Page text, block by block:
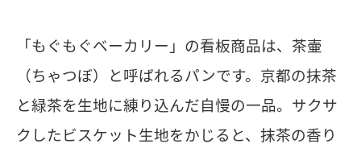
「もぐもぐベーカリー」の看板商品は、茶壷
（ちゃつぼ）と呼ばれるパンです。京都の抹茶
と緑茶を生地に練り込んだ自慢の一品。サクサ
クしたビスケット生地をかじると、抹茶の香り